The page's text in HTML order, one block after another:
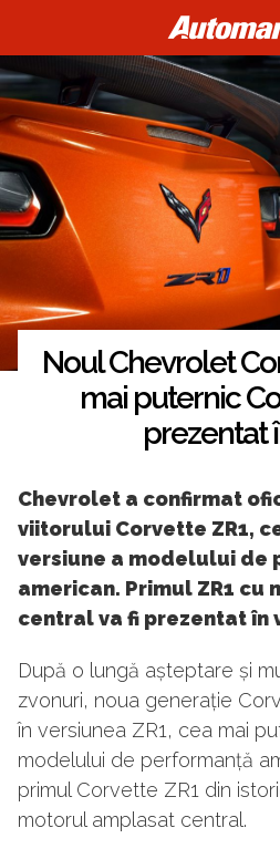
Noul Chevrolet
mai puternic
prezentat
Chevrolet a confirmat
viitorului Corvette ZR1,
versiune a modelului de
american. Primul ZR1 cu
central va fi prezentat în
După o lungă așteptare și
zvonuri, noua generație
în versiunea ZR1, cea mai
modelului de performanță
primul Corvette ZR1 din
motorul amplasat central.